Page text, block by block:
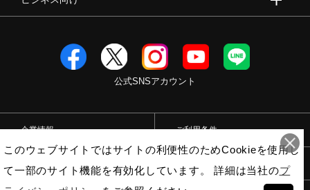
26.0cm～28.5cm：130cm
サステナビリティ
インソール表面のテキスタイルに90％以上のリサイクル素
材を使用。
公式SNSアカウント
企業情報 ご利用条件
このウェブサイトではサイトの利便性のためCookieを使用し
て一部のサイト機能を有効化しています。 詳細は当社のプ